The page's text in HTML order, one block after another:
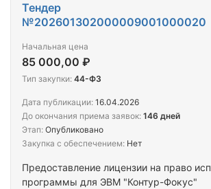
Предоставление лицензии на право
программы для ЭВМ "Контур-Фокус"
Тендер
№202601302000009001000020
Начальная цена
85 000,00 ₽
Тип закупки: 44-ФЗ
Дата публикации: 16.04.2026
До окончания приема заявок: 146 дней
Этап: Опубликовано
Закупка с обеспечением: Нет